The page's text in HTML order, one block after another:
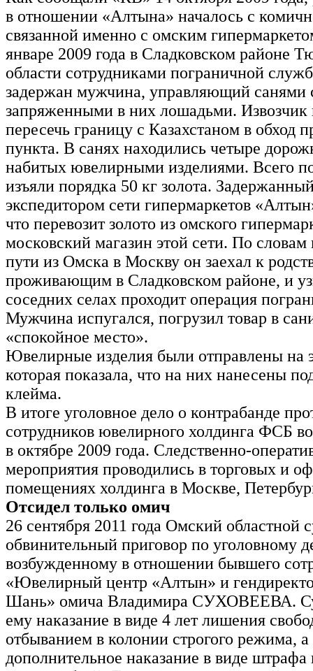
в отношении «Алтына» началось с
связанной именно с омским
январе 2009 года в Сладковском районе
области сотрудниками пограничной
задержан мужчина, управляющий санями
запряженными в них лошадьми. Извозчик
пересечь границу с Казахстаном в обход
пункта. В санях находились четыре
набитых ювелирными изделиями. Всего
изъяли порядка 50 кг золота.
экспедитором сети гипермаркетов
что перевозит золото из омского
московский магазин этой сети. По словам
пути из Омска в Москву он заехал к
проживающим в Сладковском районе, и
соседних селах проходит операция
Мужчина испугался, погрузил товар в
«спокойное место».
Ювелирные изделия были отправлены на
которая показала, что на них нанесены
клейма.
В итоге уголовное дело о контрабанде
сотрудников ювелирного холдинга ФСБ
в октябре 2009 года. Следственно-
мероприятия проводились в торговых и
помещениях холдинга в Москве,
Отсидел только омич
26 сентября 2011 года Омский областной
обвинительный приговор по уголовному
возбужденному в отношении бывшего
«Ювелирный центр «Алтын» и
Шань» омича Владимира СУХОВЕЕВА.
ему наказание в виде 4 лет лишения
отбыванием в колонии строгого режима,
дополнительное наказание в виде штрафа